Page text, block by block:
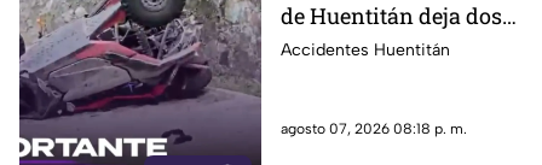
de Huentitán deja dos
personas heridas
Accidentes Huentitán
agosto 07, 2026 08:18 p. m.